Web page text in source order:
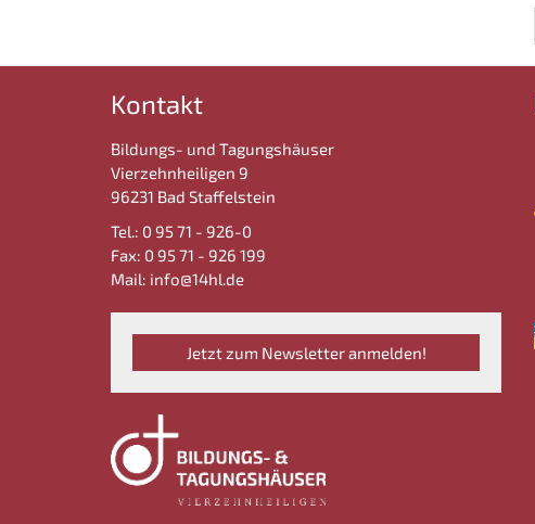
Kontakt
Bildungs- und Tagungshäuser
Vierzehnheiligen 9
96231 Bad Staffelstein
Tel.: 0 95 71 - 926-0
Fax: 0 95 71 - 926 199
Mail: info@14hl.de
Jetzt zum Newsletter anmelden!